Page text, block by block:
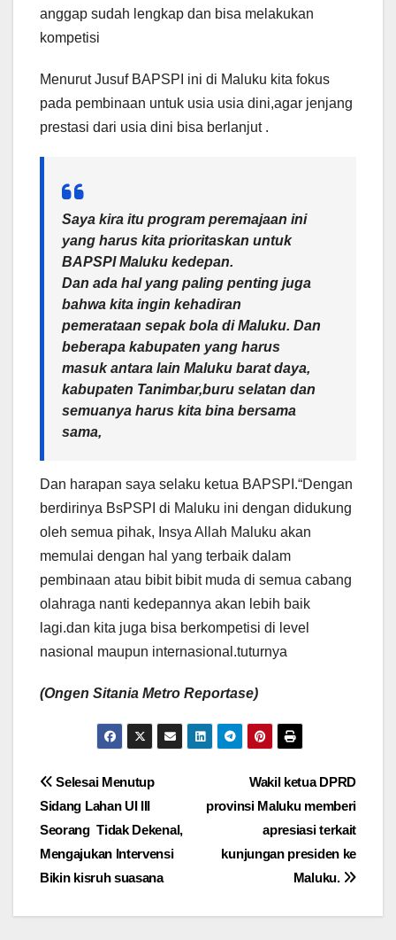
anggap sudah lengkap dan bisa melakukan
kompetisi
Menurut Jusuf BAPSPI ini di Maluku kita fokus
pada pembinaan untuk usia usia dini,agar jenjang
prestasi dari usia dini bisa berlanjut .
Saya kira itu program peremajaan ini
yang harus kita prioritaskan untuk
BAPSPI Maluku kedepan.
Dan ada hal yang paling penting juga
bahwa kita ingin kehadiran
pemerataan sepak bola di Maluku. Dan
beberapa kabupaten yang harus
masuk antara lain Maluku barat daya,
kabupaten Tanimbar,buru selatan dan
semuanya harus kita bina bersama
sama,
Dan harapan saya selaku ketua BAPSPI.“Dengan
berdirinya BsPSPI di Maluku ini dengan didukung
oleh semua pihak, Insya Allah Maluku akan
memulai dengan hal yang terbaik dalam
pembinaan atau bibit bibit muda di semua cabang
olahraga nanti kedepannya akan lebih baik
lagi.dan kita juga bisa berkompetisi di level
nasional maupun internasional.tuturnya
(Ongen Sitania Metro Reportase)
Navigasi
pos
Wakil ketua DPRD
provinsi Maluku memberi
apresiasi terkait
kunjungan presiden ke
Maluku.
Selesai Menutup
Sidang Lahan UI III
Seorang Tidak Dekenal,
Mengajukan Intervensi
Bikin kisruh suasana